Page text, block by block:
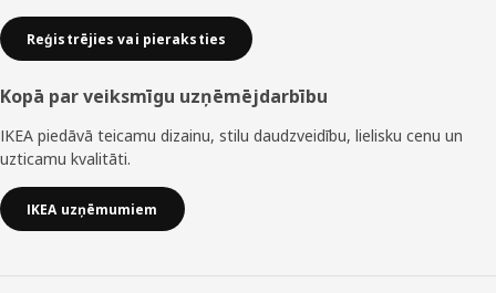
Reģistrējies vai pieraksties
Kopā par veiksmīgu uzņēmējdarbību
IKEA piedāvā teicamu dizainu, stilu daudzveidību, lielisku cenu un
uzticamu kvalitāti.
IKEA uzņēmumiem